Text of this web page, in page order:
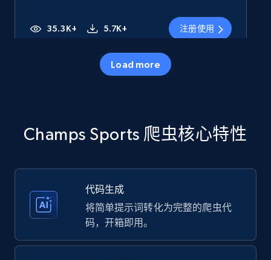
35.3K+ 5.7K+ 注册使用
price, Currency, Availability, Reviews count, and
Amazon products - Collects products by
Load more
Champs Sports 爬虫核心特性
代码生成
将简单提示词转化为完整的爬虫代
码，开箱即用。